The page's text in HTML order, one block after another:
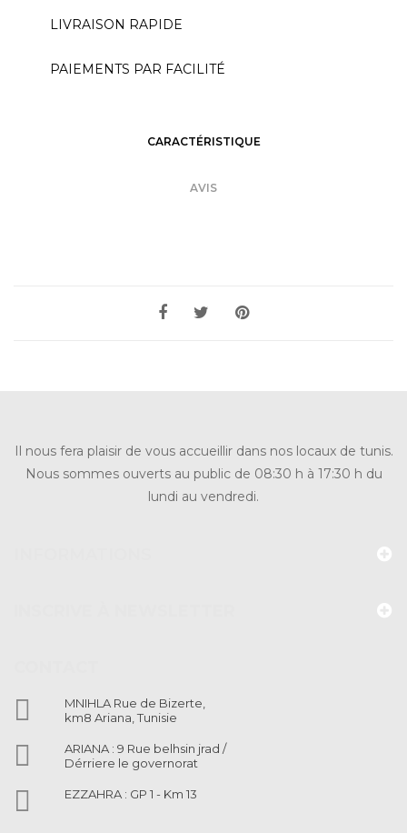
LIVRAISON RAPIDE
PAIEMENTS PAR FACILITÉ
CARACTÉRISTIQUE
AVIS
Il nous fera plaisir de vous accueillir dans nos locaux de tunis.
Nous sommes ouverts au public de 08:30 h à 17:30 h du
lundi au vendredi.

MNIHLA Rue de Bizerte,
km8 Ariana, Tunisie

ARIANA : 9 Rue belhsin jrad /
Dérriere le governorat
 EZZAHRA : GP 1 - Km 13